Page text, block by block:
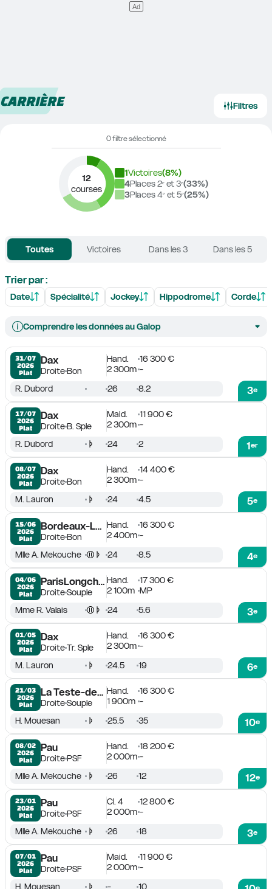
CARRIÈRE Filtres
0 filtre sélectionné
12
courses
1Victoires(8%)
4Places 2ᵉ et 3ᵉ(33%)
3Places 4ᵉ et 5ᵉ(25%)
Toutes Victoires Dans les 3 Dans les 5
Trier par :
Date Spécialité Jockey Hippodrome Corde
Comprendre les données au Galop
31/07
2026
Plat
Dax
DroiteBon
Hand.
16 300 €
2 300m -
3e
R. Dubord 26 8.2
17/07
2026
Plat
Dax
DroiteB. Sple
Maid.
11 900 €
2 300m -
1er
R. Dubord 24 2
08/07
2026
Plat
Dax
DroiteBon
Hand.
14 400 €
2 300m -
5e
M. Lauron 24 4.5
15/06
2026
Plat
Bordeaux-Le Bouscat
DroiteBon
Hand.
16 300 €
2 400m -
4e
Mlle A. Mekouche 24 8.5
04/06
2026
Plat
ParisLongchamp
DroiteSouple
Hand.
17 300 €
2 100m MP
3e
Mme R. Valais 24 5.6
01/05
2026
Plat
Dax
DroiteTr. Sple
Hand.
16 300 €
2 300m -
6e
M. Lauron 24.5 19
21/03
2026
Plat
La Teste-de-Buch
DroiteSouple
Hand.
16 300 €
1 900m -
10e
H. Mouesan 25.5 35
08/02
2026
Plat
Pau
DroitePSF
Hand.
18 200 €
2 000m -
12e
Mlle A. Mekouche 26 12
23/01
2026
Plat
Pau
DroitePSF
Cl. 4
12 800 €
2 000m -
3e
Mlle A. Mekouche 26 18
07/01
2026
Plat
Pau
DroitePSF
Maid.
11 900 €
2 000m -
e
H. Mouesan